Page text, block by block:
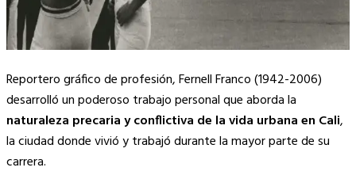
Reportero gráfico de profesión, Fernell Franco (1942-2006)
desarrolló un poderoso trabajo personal que aborda la
naturaleza precaria y conflictiva de la vida urbanaen Cali,
la ciudad donde vivió y trabajó durante la mayor parte de su
carrera.